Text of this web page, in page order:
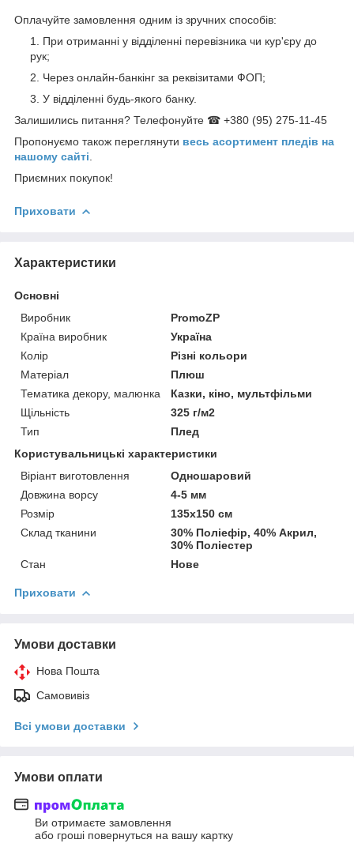
Оплачуйте замовлення одним із зручних способів:
При отриманні у відділенні перевізника чи кур'єру до
рук;
Через онлайн-банкінг за реквізитами ФОП;
У відділенні будь-якого банку.
Залишились питання? Телефонуйте ☎ +380 (95) 275-11-45
Пропонуємо також переглянути весь асортимент пледів на
нашому сайті
Приємних покупок!
Приховати
Характеристики
Основні
Виробник
PromoZP
Країна виробник
Україна
Колір
Різні кольори
Матеріал
Плюш
Тематика декору, малюнка
Казки, кіно, мультфільми
Щільність
325 г/м2
Тип
Плед
Користувальницькі характеристики
Віріант виготовлення
Одношаровий
Довжина ворсу
4-5 мм
Розмір
135х150 см
Склад тканини
30% Поліефір, 40% Акрил,
30% Поліестер
Стан
Нове
Приховати
Умови доставки
Нова Пошта
Самовивіз
Всі умови доставки
Умови оплати
Ви отримаєте замовлення
або гроші повернуться на вашу картку